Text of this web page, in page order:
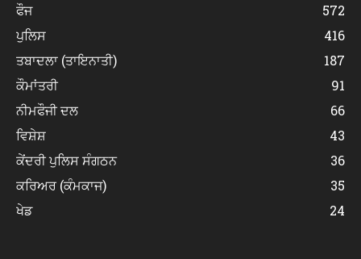
ਫੌਜ
572
ਪੁਲਿਸ
416
ਤਬਾਦਲਾ (ਤਾਇਨਾਤੀ)
187
ਕੌਮਾਂਤਰੀ
91
ਨੀਮਫੌਜੀ ਦਲ
66
ਵਿਸ਼ੇਸ਼
43
ਕੇਂਦਰੀ ਪੁਲਿਸ ਸੰਗਠਨ
36
ਕਰਿਅਰ (ਕੰਮਕਾਜ)
35
ਖੇਡ
24